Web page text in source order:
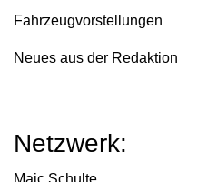
Fahrzeugvorstellungen
Neues aus der Redaktion
Netzwerk: